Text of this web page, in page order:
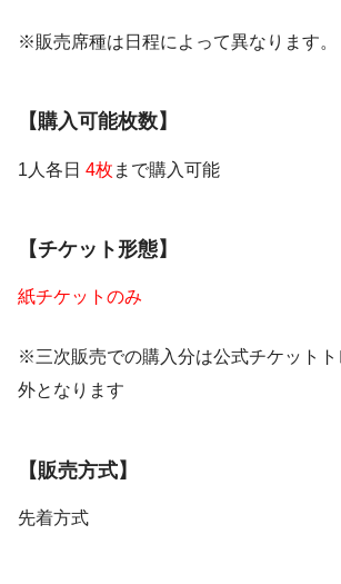
※販売席種は日程によって異なります。
【購入可能枚数】
1人各日 4枚 まで購入可能
【チケット形態】
紙チケットのみ
※三次販売での購入分は公式チケットト
外となります
【販売方式】
先着方式